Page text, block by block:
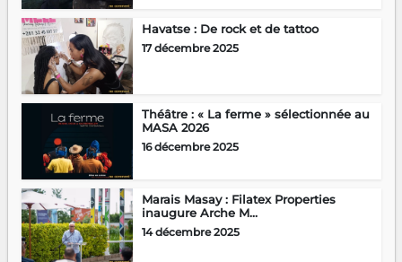
Havatse : De rock et de tattoo
17 décembre 2025
Théâtre : « La ferme » sélectionnée au
MASA 2026
16 décembre 2025
Marais Masay : Filatex Properties
inaugure Arche M...
14 décembre 2025